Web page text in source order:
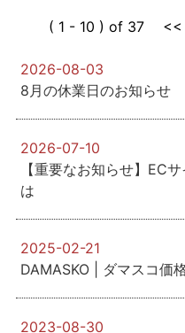
( 1 - 10 ) of 37
2026-08-03
8月の休業日のお知らせ
2026-07-10
【重要なお知らせ】EC
は
2025-02-21
DAMASKO | ダマスコ価
2023-08-30